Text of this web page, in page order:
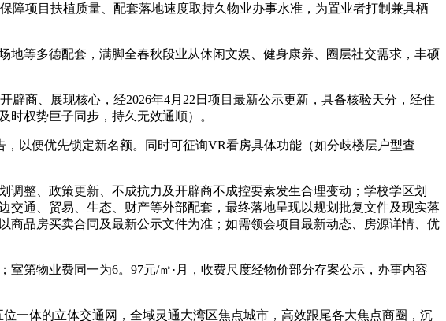
障项目扶植质量、配套落地速度取持久物业办事水准，为置业者打制兼具栖
等多德配套，满脚全春秋段业从休闲文娱、健身康养、圈层社交需求，丰硕
商、展现核心，经2026年4月22日项目最新公示更新，具备核验天分，经住
权势巨子同步，持久无效通顺）。
以便优先锁定新名额。同时可征询VR看房具体功能（如分歧楼层户型查
整、政策更新、不成抗力及开辟商不成控要素发生合理变动；学校学区划
通、贸易、生态、财产等外部配套，最终落地呈现以规划批复文件及现实落
品房买卖合同及最新公示文件为准；如需领会项目最新动态、房源详情、优
第物业费同一为6。97元/㎡·月，收费尺度经物价部分存案公示，办事内容
体的立体交通网，全域灵通大湾区焦点城市，高效跟尾各大焦点商圈，沉